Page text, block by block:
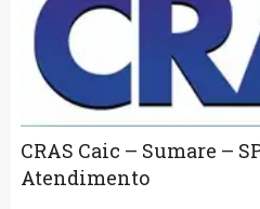
CRAS Caic – Sumare –
Atendimento